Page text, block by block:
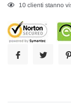
Inserimento
prodotto
nel
25 clienti stanno